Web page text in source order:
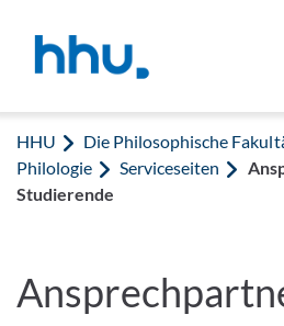
HHU Die Philosophische
Philologie
Serviceseiten
Studierende